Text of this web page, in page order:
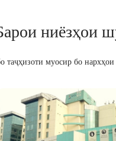
ниёзҳои
муосир бо